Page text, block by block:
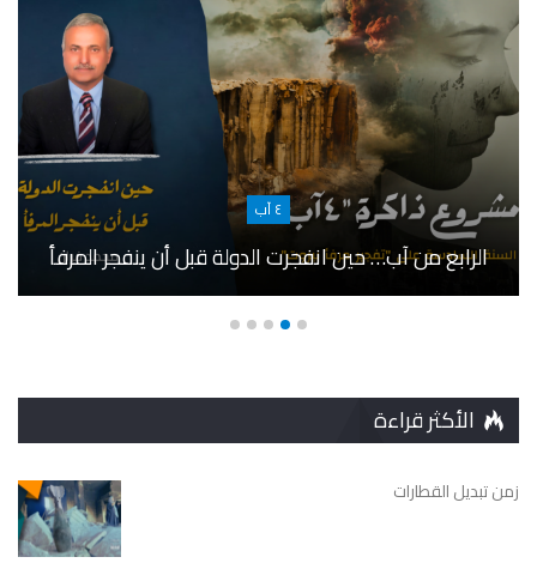
٤ آب
الرابع من آب… حين انفجرت الدولة قبل أن ينفجر المرفأ
الأكثر قراءة
زمن تبديل القطارات